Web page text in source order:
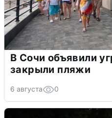
В Сочи объявили
закрыли пляжи
6 августа 0